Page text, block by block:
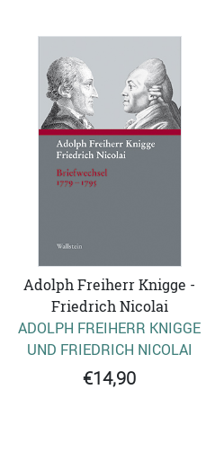
Adolph Freiherr Knigge -
Friedrich Nicolai
ADOLPH FREIHERR KNIGGE
UND FRIEDRICH NICOLAI
€14,90